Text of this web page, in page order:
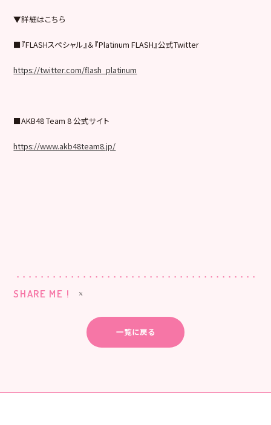
▼詳細はこちら
■『FLASHスペシャル』＆『Platinum FLASH』公式Twitter
https://twitter.com/flash_platinum
■AKB48 Team 8 公式サイト
https://www.akb48team8.jp/
SHARE ME !
一覧に戻る